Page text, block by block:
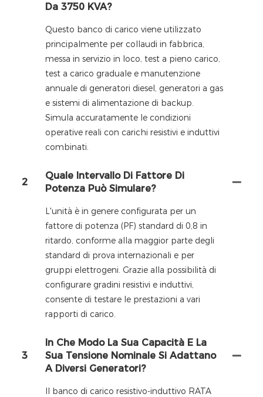
Da 3750 KVA?
Questo banco di carico viene utilizzato
principalmente per collaudi in fabbrica,
messa in servizio in loco, test a pieno carico,
test a carico graduale e manutenzione
annuale di generatori diesel, generatori a gas
e sistemi di alimentazione di backup.
Simula accuratamente le condizioni
operative reali con carichi resistivi e induttivi
combinati.
2
Quale Intervallo Di Fattore Di
Potenza Può Simulare?
L'unità è in genere configurata per un
fattore di potenza (PF) standard di 0,8 in
ritardo, conforme alla maggior parte degli
standard di prova internazionali e per
gruppi elettrogeni. Grazie alla possibilità di
configurare gradini resistivi e induttivi,
consente di testare le prestazioni a vari
rapporti di carico.
3
In Che Modo La Sua Capacità E La
Sua Tensione Nominale Si Adattano
A Diversi Generatori?
Il banco di carico resistivo-induttivo RATA